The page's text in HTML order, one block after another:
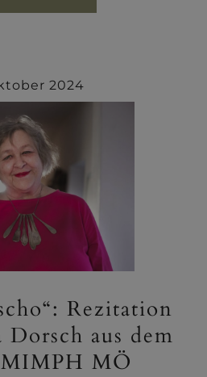
2024
Rezitation
Dorsch aus dem
MÖ